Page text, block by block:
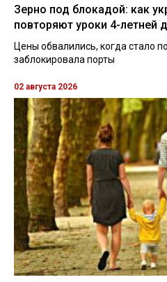
Зерно под блокадой: как
повторяют уроки 4-летней
Цены обвалились, когда стало
заблокировала порты
02 августа 2026